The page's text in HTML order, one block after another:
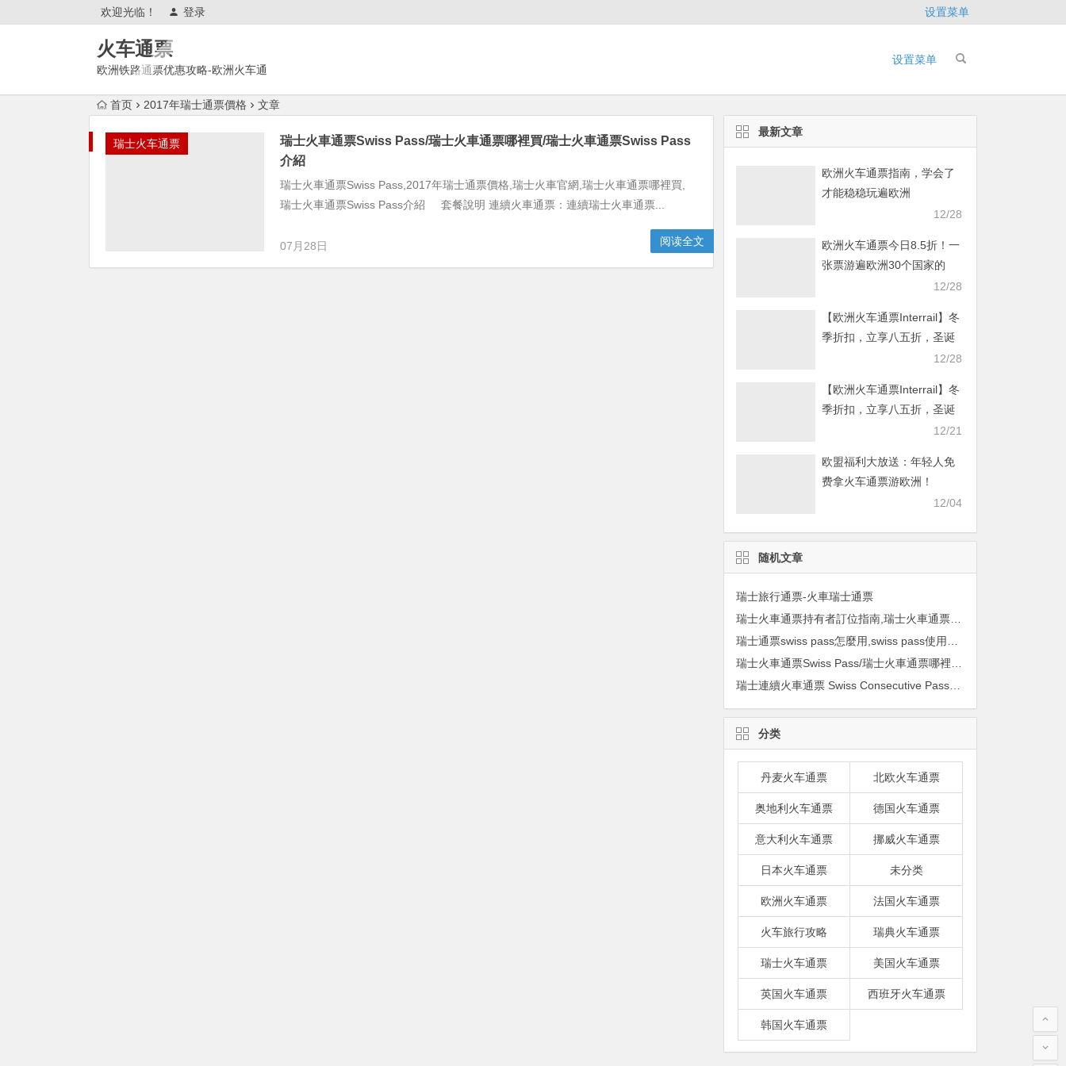
欢迎光临！ 登录 设置菜单
火车通票
欧洲铁路通票优惠攻略-欧洲火车通
设置菜单
首页 2017年瑞士通票價格 文章
瑞士火车通票
瑞士火車通票Swiss Pass/瑞士火車通票哪裡買/瑞士火車通票Swiss Pass
介紹
瑞士火車通票Swiss Pass,2017年瑞士通票價格,瑞士火車官網,瑞士火車通票哪裡買,
瑞士火車通票Swiss Pass介紹 套餐說明 連續火車通票：連續瑞士火車通票...
07月28日 阅读全文
最新文章
欧洲火车通票指南，学会了
才能稳稳玩遍欧洲
12/28
欧洲火车通票今日8.5折！一
张票游遍欧洲30个国家的
12/28
【欧洲火车通票Interrail】冬
季折扣，立享八五折，圣诞
12/28
【欧洲火车通票Interrail】冬
季折扣，立享八五折，圣诞
12/21
欧盟福利大放送：年轻人免
费拿火车通票游欧洲！
12/04
随机文章
瑞士旅行通票-火車瑞士通票
瑞士火車通票持有者訂位指南,瑞士火車通票註意事項購買瑞士火車通票人士須知
瑞士連續火車通票 Swiss Consecutive Pass，瑞士通票在哪裡買
分类
丹麦火车通票 北欧火车通票
奥地利火车通票 德国火车通票
意大利火车通票 挪威火车通票
日本火车通票 未分类
欧洲火车通票 法国火车通票
火车旅行攻略 瑞典火车通票
瑞士火车通票 美国火车通票
英国火车通票 西班牙火车通票
韩国火车通票